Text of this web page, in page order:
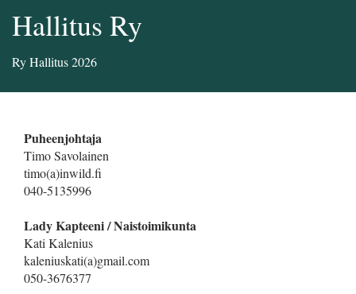
Hallitus Ry
Ry Hallitus 2026
Puheenjohtaja
Timo Savolainen
timo(a)inwild.fi
040-5135996
Lady Kapteeni / Naistoimikunta
Kati Kalenius
kaleniuskati(a)gmail.com
050-3676377